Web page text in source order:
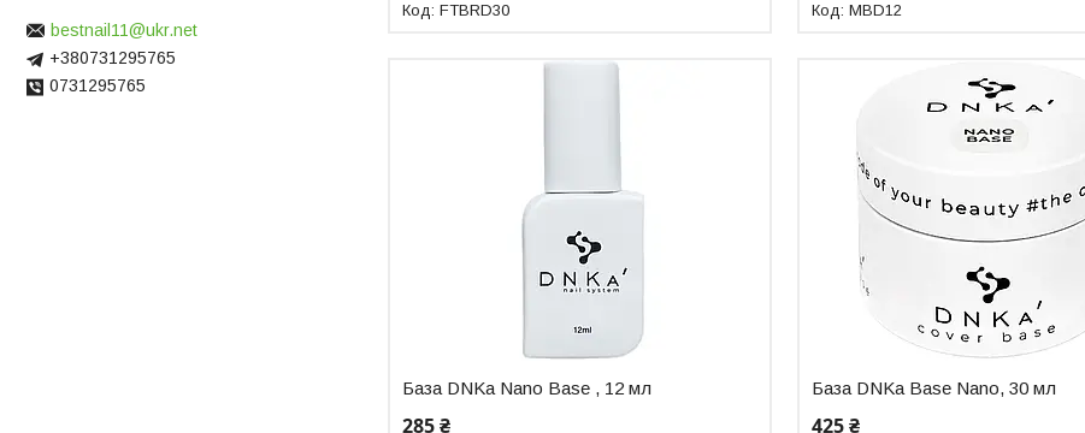
FTBRD30 MBD12
База DNKa Nano Base , 12 мл
285 ₴
База DNKa Base Nano, 30 мл
425 ₴
bestnail11@ukr.net
+380731295765
0731295765